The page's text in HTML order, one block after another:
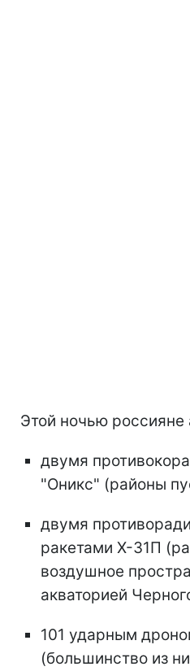
Этой ночью россияне
двумя
"Оникс" (районы
двумя
ракетами Х-31П
воздушное
акваторией
101 ударным
(большинство из